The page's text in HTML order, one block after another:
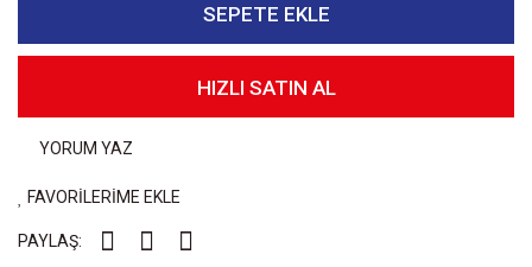
SEPETE EKLE
HIZLI SATIN AL
YORUM YAZ
FAVORİLERİME EKLE
PAYLAŞ: